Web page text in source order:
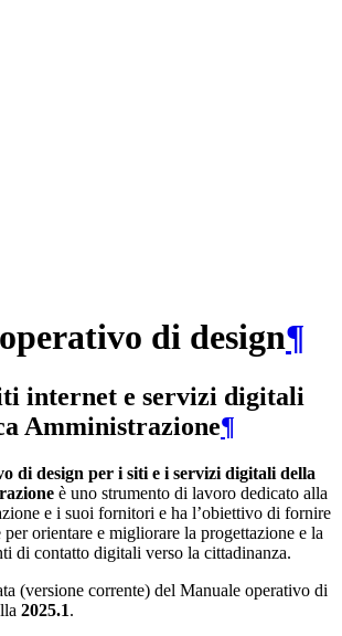
di design¶
internet e servizi digitali
Amministrazione¶
di design per i siti e i servizi digitali della
è uno strumento di lavoro dedicato alla
e i suoi fornitori e ha l’obiettivo di fornire
orientare e migliorare la progettazione e la
di contatto digitali verso la cittadinanza.
(versione corrente) del Manuale operativo di
2025.1.